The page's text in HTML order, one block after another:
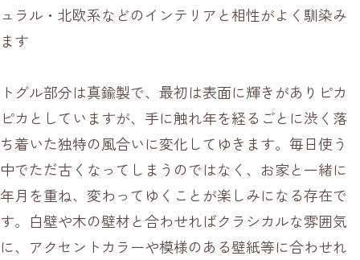
ュラル・北欧系などのインテリアと相性がよく馴染み
ます
トグル部分は真鍮製で、最初は表面に輝きがありピカ
ピカとしていますが、手に触れ年を経るごとに渋く落
ち着いた独特の風合いに変化してゆきます。毎日使う
中でただ古くなってしまうのではなく、お家と一緒に
年月を重ね、変わってゆくことが楽しみになる存在で
す。白壁や木の壁材と合わせればクラシカルな雰囲気
に、アクセントカラーや模様のある壁紙等に合わせれ